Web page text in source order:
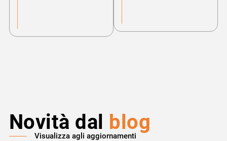
Novità dal blog
Visualizza agli aggiornamenti